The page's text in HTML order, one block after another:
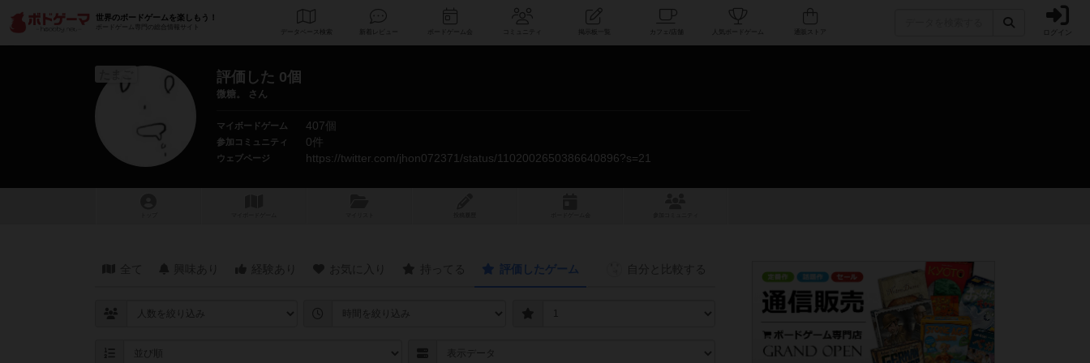
世界のボードゲームを楽しもう！
ボードゲーム専門の総合情報サイト
データベース コミュニティ 人気ボードゲーム ログイン
評価した 0個
微糖。 さん
マイボードゲーム 407個
参加コミュニティ 0件
ウェブページ https://twitter.com/jhon072371/status/1102002650386640896?s=21
評価したゲーム